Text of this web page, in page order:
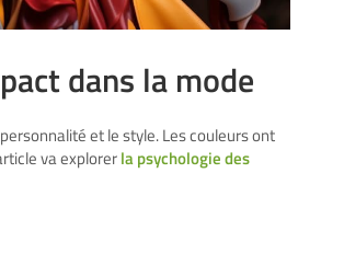
dans la mode
et le style. Les couleurs ont
va explorerla psychologie des